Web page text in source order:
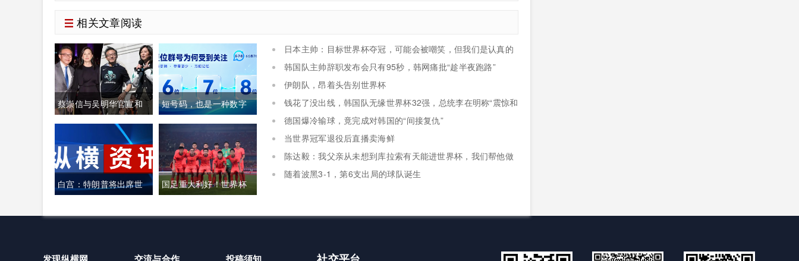
相关文章阅读
蔡崇信与吴明华官宣和
平离婚 阿里及体育板块
股权架构维持不变
短号码，也是一种数字
年代的留存
白宫：特朗普将出席世
国足重大利好！世界杯
日本主帅：目标世界杯夺冠，可能会被嘲笑，但我们是认真的
韩国队主帅辞职发布会只有95秒，韩网痛批“趁半夜跑路”
伊朗队，昂着头告别世界杯
钱花了没出线，韩国队无缘世界杯32强，总统李在明称“震惊和
困惑”，要求展开调查
德国爆冷输球，竟完成对韩国的“间接复仇”
当世界冠军退役后直播卖海鲜
陈达毅：我父亲从未想到库拉索有天能进世界杯，我们帮他做
随着波黑3-1，第6支出局的球队诞生